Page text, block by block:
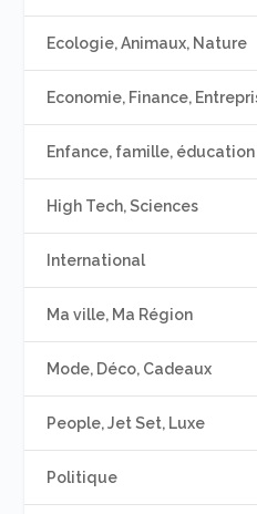
Ecologie, Animaux, Nature
Economie, Finance,
Enfance, famille, éducation
High Tech, Sciences
International
Ma ville, Ma Région
Mode, Déco, Cadeaux
People, Jet Set, Luxe
Politique